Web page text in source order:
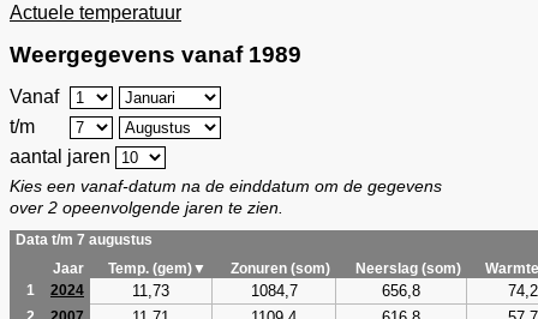
Actuele temperatuur
Weergegevens vanaf 1989
Vanaf
t/m
aantal jaren
Kies een vanaf-datum na de einddatum om de gegevens
over 2 opeenvolgende jaren te zien.
Data t/m 7 augustus
Jaar
Temp. (gem)▼ Zonuren (som) Neerslag (som)
1
2024 11,73 1084,7 656,8 74,2